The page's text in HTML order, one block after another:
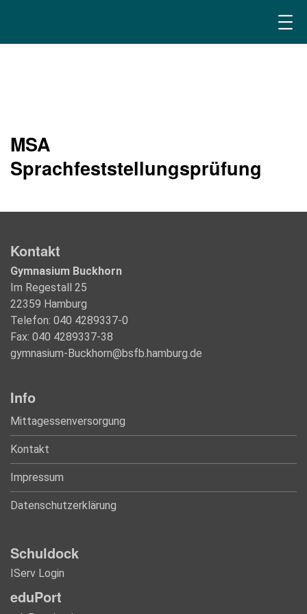
MSA
Sprachfeststellungsprüfung
Kontakt
Gymnasium Buckhorn
Im Regestall 25
22359 Hamburg
Telefon: 040 4289337-0
Fax: 040 4289337-38
gymnasium-Buckhorn@bsfb.hamburg.de
Info
Mittagessenversorgung
Kontakt
Impressum
Datenschutzerklärung
Schuldock
IServ Login
eduPort